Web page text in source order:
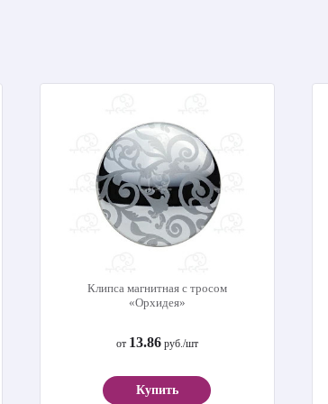
Клипса магнитная с тросом
«Орхидея»
от 13.86руб./шт
Купить